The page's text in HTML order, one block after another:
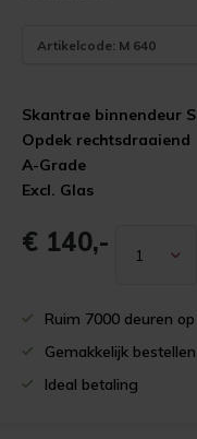
Artikelcode: M 640
Skantrae binnendeur
Opdek rechtsdraaiend
A-Grade
Excl. Glas
€ 140,-
Ruim 7000 deuren
Gemakkelijk bestellen
Ideal betaling